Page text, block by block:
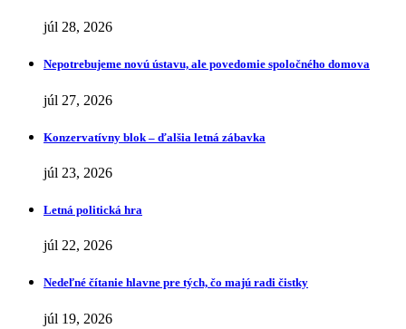
júl 28, 2026
Nepotrebujeme novú ústavu, ale povedomie spoločného domova
júl 27, 2026
Konzervatívny blok – ďalšia letná zábavka
júl 23, 2026
Letná politická hra
júl 22, 2026
Nedeľné čítanie hlavne pre tých, čo majú radi čistky
júl 19, 2026